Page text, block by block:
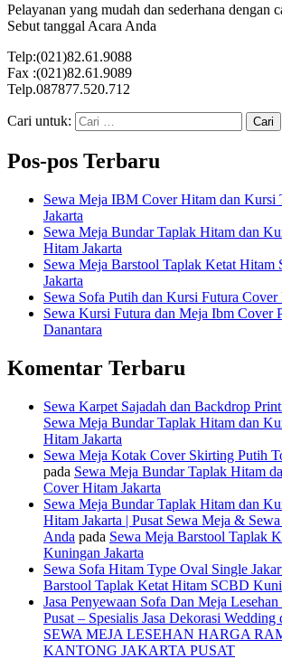
Pelayanan yang mudah dan sederhana dengan
Sebut tanggal Acara Anda
Telp:(021)82.61.9088
Fax :(021)82.61.9089
Telp.087877.520.712
Cari untuk:
Pos-pos Terbaru
Sewa Meja IBM Cover Hitam dan
Jakarta
Sewa Meja Bundar Taplak Hitam dan
Hitam Jakarta
Sewa Meja Barstool Taplak Ketat Hitam
Jakarta
Sewa Sofa Putih dan Kursi Futura
Sewa Kursi Futura dan Meja Ibm Cover
Danantara
Komentar Terbaru
Sewa Karpet Sajadah dan Backdrop
Sewa Meja Bundar Taplak Hitam dan
Hitam Jakarta
Sewa Meja Kotak Cover Skirting Putih
pada Sewa Meja Bundar Taplak Hitam
Cover Hitam Jakarta
Sewa Meja Bundar Taplak Hitam dan
Hitam Jakarta | Pusat Sewa Meja &
Anda pada Sewa Meja Barstool Taplak
Kuningan Jakarta
Sewa Sofa Hitam Type Oval Single
Barstool Taplak Ketat Hitam SCBD
Jasa Penyewaan Sofa Dan Meja Lesehan
Pusat – Spesialis Jasa Dekorasi Wedding
SEWA MEJA LESEHAN HARGA
KANTONG JAKARTA PUSAT